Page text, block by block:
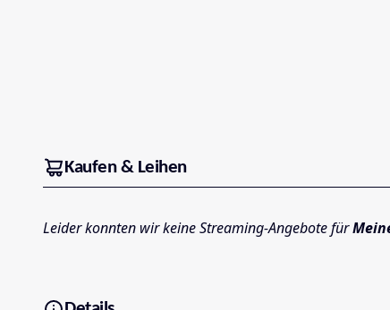
Kaufen & Leihen
Leider konnten wir keine Streaming-Angebote für